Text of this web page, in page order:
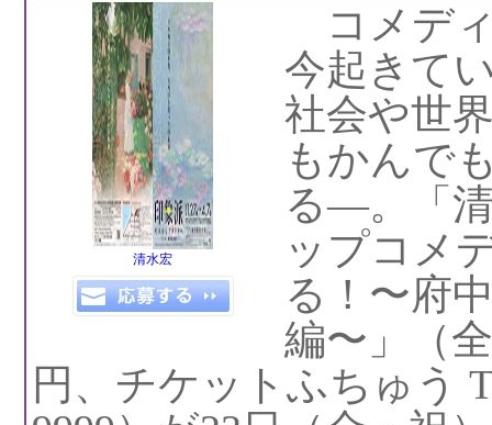
清水宏
コメデ
今起きて
社会や世
もかんで
る—。「
ップコメ
る！〜府
編〜」（
円、チケットふちゅう